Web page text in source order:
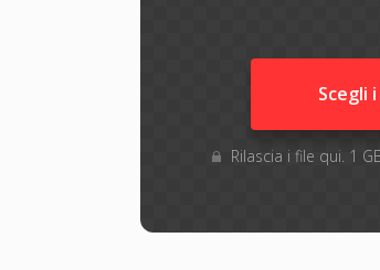
Scegli
Rilascia i file qui. 1